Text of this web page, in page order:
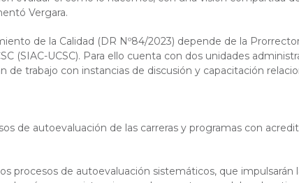
Vergara.
de la Calidad (DR Nº84/2023) depende de la
(SIAC-UCSC). Para ello cuenta con dos unidades
de trabajo con instancias de discusión y capacitación
de autoevaluación de las carreras y programas con
procesos de autoevaluación sistemáticos, que impulsarán